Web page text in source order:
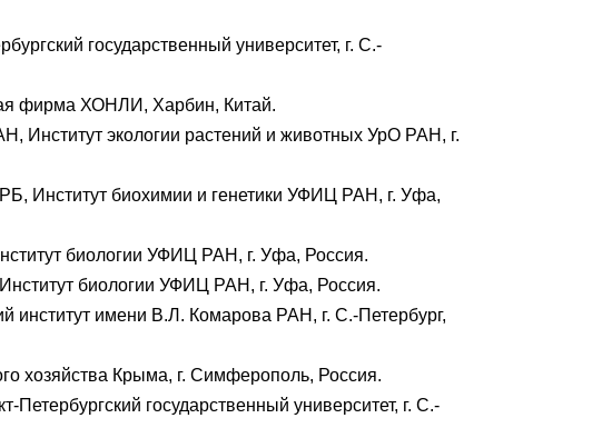
государственный университет, г. С.-
фирма ХОНЛИ, Харбин, Китай.
Институт экологии растений и животных УрО РАН, г.
Институт биохимии и генетики УФИЦ РАН, г. Уфа,
биологии УФИЦ РАН, г. Уфа, Россия.
биологии УФИЦ РАН, г. Уфа, Россия.
институт имени В.Л. Комарова РАН, г. С.-Петербург,
хозяйства Крыма, г. Симферополь, Россия.
государственный университет, г. С.-